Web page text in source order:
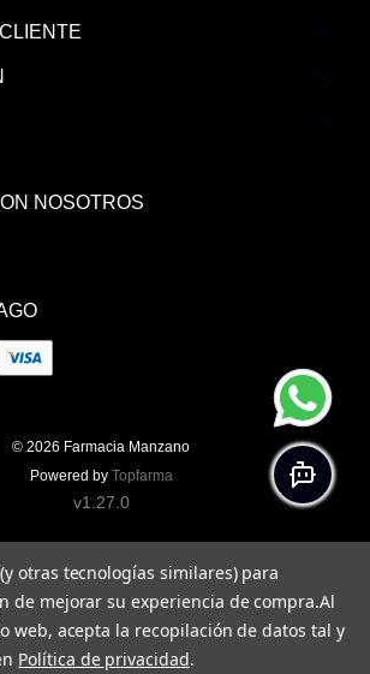
NOSOTROS
© 2026 Farmacia Manzano
Powered by Topfarma
v1.27.0
otras tecnologías similares) para
de mejorar su experiencia de compra.Al
web, acepta la recopilación de datos tal y
Política de privacidad.